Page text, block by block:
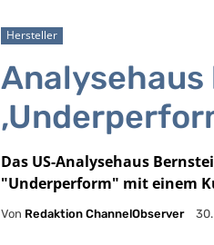
Hersteller
Das US-Analysehaus
"Underperform" mit einem
Von Redaktion ChannelObserver